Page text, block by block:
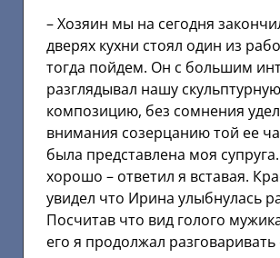
– Хозяин мы на сегодня
дверях кухни стоял один из
тогда пойдем. Он с большим
разглядывал нашу скульптурную
композицию, без сомнения
внимания созерцанию той ее
была представлена моя
хорошо – ответил я вставая.
увидел что Ирина улыбнулась
Посчитав что вид голого
его я продолжал